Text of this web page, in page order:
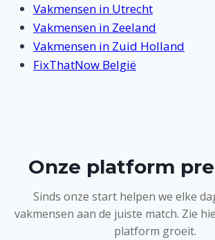
Vakmensen in Utrecht
Vakmensen in Zeeland
Vakmensen in Zuid Holland
FixThatNow België
Onze platform
Sinds onze start helpen we elke
vakmensen aan de juiste match. Zie
platform groeit.